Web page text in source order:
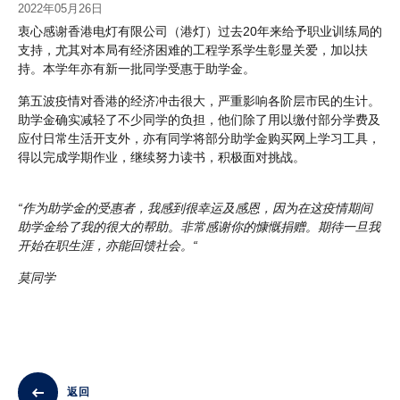
2022年05月26日
衷心感谢香港电灯有限公司（港灯）过去20年来给予职业训练局的
支持，尤其对本局有经济困难的工程学系学生彰显关爱，加以扶
持。本学年亦有新一批同学受惠于助学金。
第五波疫情对香港的经济冲击很大，严重影响各阶层市民的生计。
助学金确实减轻了不少同学的负担，他们除了用以缴付部分学费及
应付日常生活开支外，亦有同学将部分助学金购买网上学习工具，
得以完成学期作业，继续努力读书，积极面对挑战。
“作为助学金的受惠者，我感到很幸运及感恩，因为在这疫情期间
助学金给了我的很大的帮助。非常感谢你的慷慨捐赠。期待一旦我
开始在职生涯，亦能回馈社会。“
莫同学
返回